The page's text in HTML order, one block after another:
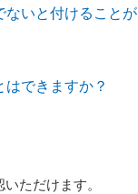
いと付けることが
できますか？
ただけます。